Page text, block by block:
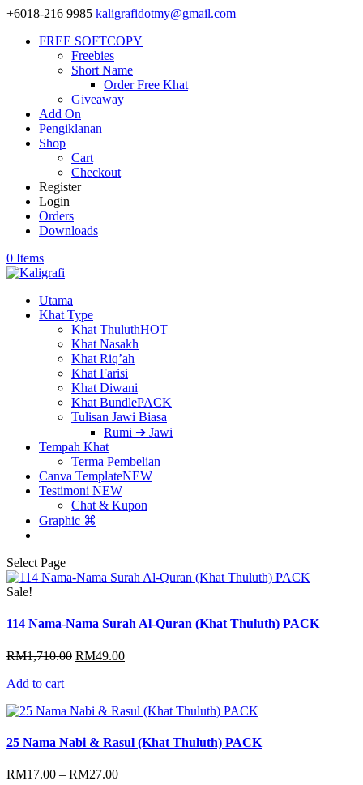
+6018-216 9985 kaligrafidotmy@gmail.com
FREE SOFTCOPY
Freebies
Short Name
Order Free Khat
Giveaway
Add On
Pengiklanan
Shop
Cart
Checkout
Register
Login
Orders
Downloads
0 Items
Utama
Khat Type
Khat ThuluthHOT
Khat Nasakh
Khat Riq’ah
Khat Farisi
Khat Diwani
Khat BundlePACK
Tulisan Jawi Biasa
Rumi ➔ Jawi
Tempah Khat
Terma Pembelian
Canva TemplateNEW
Testimoni NEW
Chat & Kupon
Graphic ⌘
Select Page
Sale!
114 Nama-Nama Surah Al-Quran (Khat Thuluth) PACK
RM1,710.00 Original
RM49.00Current
Add to cart
25 Nama Nabi & Rasul (Khat Thuluth) PACK
RM17.00 – RM27.00Price